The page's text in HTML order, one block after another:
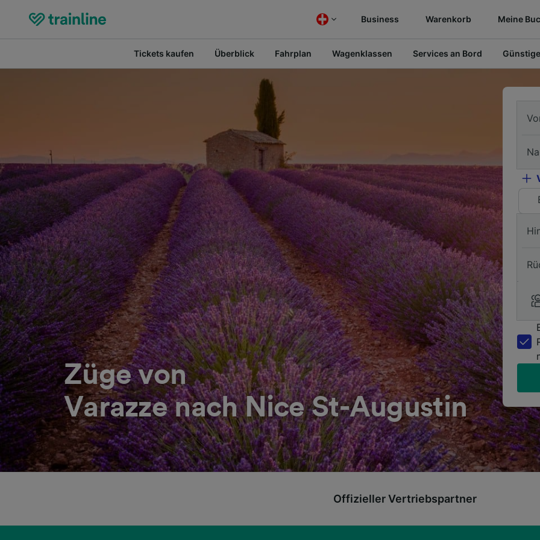
Business Warenkorb Meine
Tickets kaufen Überblick Fahrplan Wagenklassen Services an Bord
Züge von
Varazze nach Nice St-Augustin
Offizieller Vertriebspartner